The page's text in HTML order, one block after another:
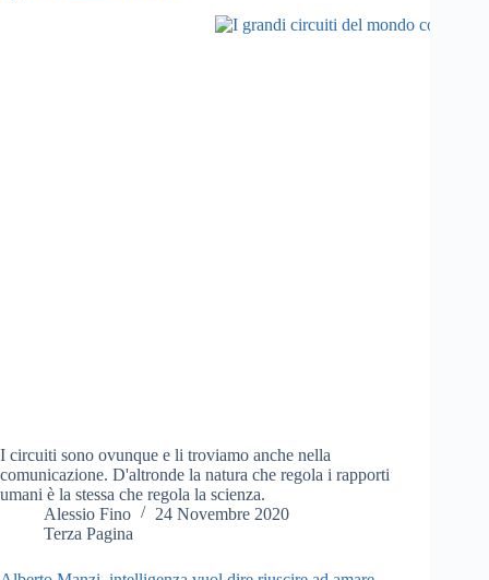
I circuiti sono ovunque e li troviamo anche nella
comunicazione. D'altronde la natura che regola i rapporti
umani è la stessa che regola la scienza.
Alessio Fino
24 Novembre 2020
Terza Pagina